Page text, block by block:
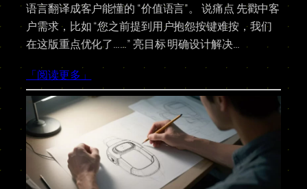
语言翻译成客户能懂的 “价值语言”。 说痛点 先戳中客
户需求，比如 “您之前提到用户抱怨按键难按，我们
在这版重点优化了……” 亮目标 明确设计解决…
「阅读更多」